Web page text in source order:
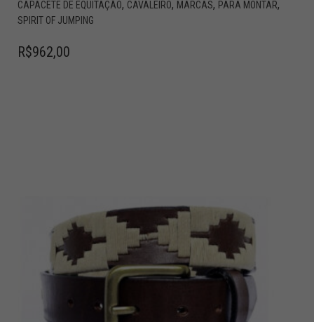
CAPACETE DE EQUITAÇÃO, CAVALEIRO, MARCAS, PARA MONTAR,
SPIRIT OF JUMPING
R$962,00